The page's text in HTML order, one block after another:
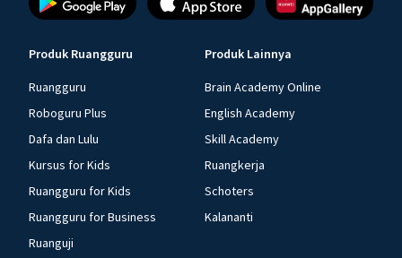
Produk Ruangguru
Ruangguru
Roboguru Plus
Dafa dan Lulu
Kursus for Kids
Ruangguru for Kids
Ruangguru for Business
Ruanguji
Produk Lainnya
Brain Academy Online
English Academy
Skill Academy
Ruangkerja
Schoters
Kalananti